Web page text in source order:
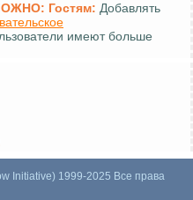
Гостям:
используйтекарту сайта
Initiative) 1999-2025 Все права